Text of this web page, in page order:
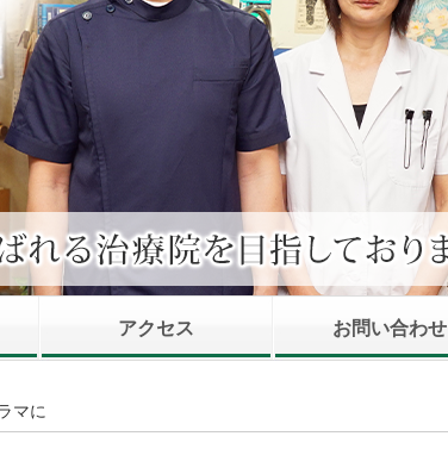
アクセス お問い合わせ
マに